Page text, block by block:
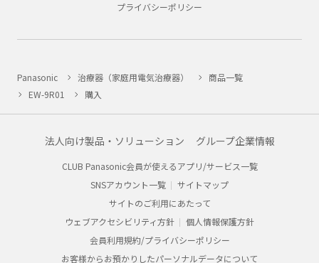
プライバシーポリシー
Panasonic 治療器（家庭用電気治療器）
商品一覧
EW-9R01
購入
法人向け製品・ソリューション グループ企業情報
CLUB Panasonic会員が使えるアプリ/サービス一覧
SNSアカウント一覧
サイトマップ
サイトのご利用にあたって
ウェブアクセシビリティ方針
個人情報保護方針
会員利用規約/プライバシーポリシー
お客様からお預かりしたパーソナルデータについて